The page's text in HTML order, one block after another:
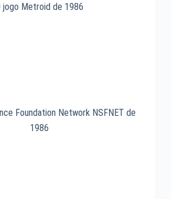
jogo Metroid de 1986
Foundation Network NSFNET de
1986